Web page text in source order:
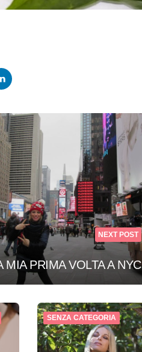
NEXT POST
MIA PRIMA VOLTA A NYC
SENZA CATEGORIA